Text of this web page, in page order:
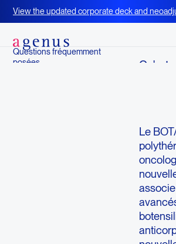
View the updated corporate deck and
cancer strategy for BOT+BAL
Des questions
Questions fréquemment
posées
Qu'est-
Le